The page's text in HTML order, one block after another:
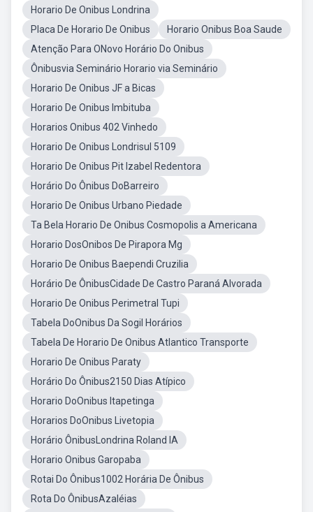
Horario De Onibus Londrina
Placa De Horario De Onibus
Horario Onibus Boa Saude
Atenção Para ONovo Horário Do Onibus
Ônibusvia Seminário Horario via Seminário
Horario De Onibus JF a Bicas
Horario De Onibus Imbituba
Horarios Onibus 402 Vinhedo
Horario De Onibus Londrisul 5109
Horario De Onibus Pit Izabel Redentora
Horário Do Ônibus DoBarreiro
Horario De Onibus Urbano Piedade
Ta Bela Horario De Onibus Cosmopolis a Americana
Horario DosOnibos De Pirapora Mg
Horario De Onibus Baependi Cruzilia
Horário De ÔnibusCidade De Castro Paraná Alvorada
Horario De Onibus Perimetral Tupi
Tabela DoOnibus Da Sogil Horários
Tabela De Horario De Onibus Atlantico Transporte
Horario De Onibus Paraty
Horário Do Ônibus2150 Dias Atípico
Horario DoOnibus Itapetinga
Horarios DoOnibus Livetopia
Horário ÔnibusLondrina Roland IA
Horario Onibus Garopaba
Rotai Do Ônibus1002 Horária De Ônibus
Rota Do ÔnibusAzaléias